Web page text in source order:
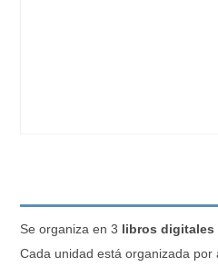
Se organiza en 3 libros digitales
Cada unidad está organizada por